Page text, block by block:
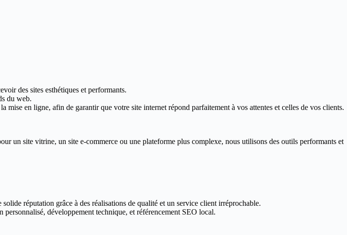
des sites esthétiques et performants.
du web.
en ligne, afin de garantir que votre site internet répond parfaitement à vos attentes et celles de vos clients.
un site vitrine, un site e-commerce ou une plateforme plus complexe, nous utilisons des outils performants et
réputation grâce à des réalisations de qualité et un service client irréprochable.
personnalisé, développement technique, et référencement SEO local.